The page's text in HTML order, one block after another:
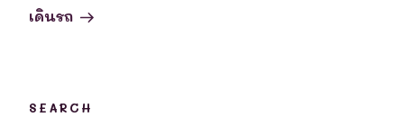
เดินรถ
SEARCH